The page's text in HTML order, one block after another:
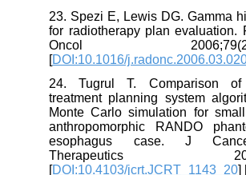
23. Spezi E, Lewis DG. Gamma
for radiotherapy plan evaluation.
Oncol
[DOI:10.1016/
24. Tugrul T. Comparison
treatment planning system
Monte Carlo simulation for
anthropomorphic RANDO
esophagus case. J
Therapeutics
[DOI:10.4103/